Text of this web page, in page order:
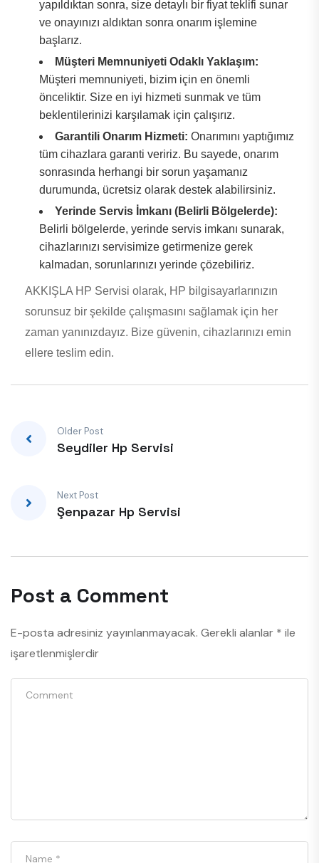
yapıldıktan sonra, size detaylı bir fiyat teklifi sunar
ve onayınızı aldıktan sonra onarım işlemine
başlarız.
Müşteri Memnuniyeti Odaklı Yaklaşım:
Müşteri memnuniyeti, bizim için en önemli
önceliktir. Size en iyi hizmeti sunmak ve tüm
beklentilerinizi karşılamak için çalışırız.
Garantili Onarım Hizmeti: Onarımını yaptığımız
tüm cihazlara garanti veririz. Bu sayede, onarım
sonrasında herhangi bir sorun yaşamanız
durumunda, ücretsiz olarak destek alabilirsiniz.
Yerinde Servis İmkanı (Belirli Bölgelerde):
Belirli bölgelerde, yerinde servis imkanı sunarak,
cihazlarınızı servisimize getirmenize gerek
kalmadan, sorunlarınızı yerinde çözebiliriz.
AKKIŞLA HP Servisi olarak, HP bilgisayarlarınızın
sorunsuz bir şekilde çalışmasını sağlamak için her
zaman yanınızdayız. Bize güvenin, cihazlarınızı emin
ellere teslim edin.
Older Post
Seydiler Hp Servisi
Next Post
Şenpazar Hp Servisi
Post a Comment
E-posta adresiniz yayınlanmayacak. Gerekli alanlar * ile
işaretlenmişlerdir